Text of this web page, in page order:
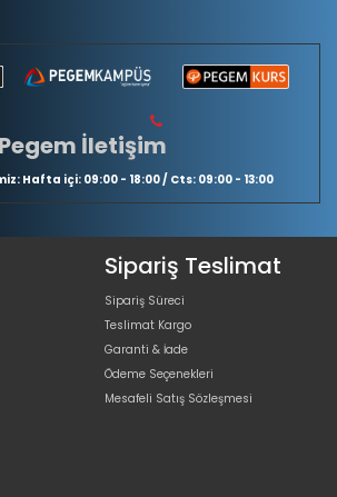
Pegem İletişim
Hafta içi: 09:00 - 18:00 / Cts: 09:00 - 13:00
Sipariş Teslimat
Sipariş Süreci
Teslimat Kargo
Garanti & İade
Ödeme Seçenekleri
Mesafeli Satış Sözleşmesi